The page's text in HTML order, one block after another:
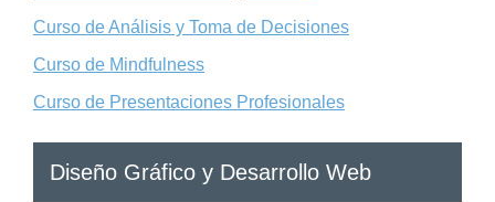
Curso de Análisis y Toma de Decisiones
Curso de Mindfulness
Curso de Presentaciones Profesionales
Diseño Gráfico y Desarrollo Web